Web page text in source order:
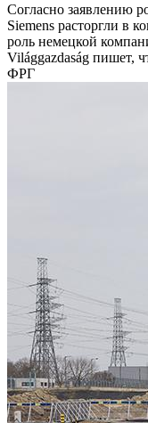
Согласно заявлению
Siemens расторгли в
роль немецкой
Világgazdaság пишет,
ФРГ